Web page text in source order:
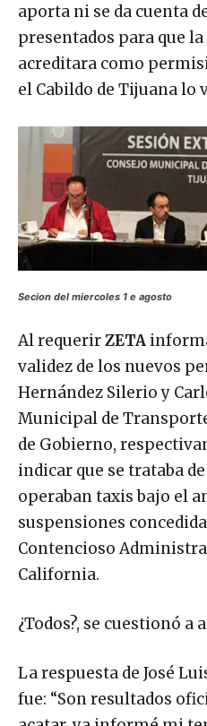
aporta ni se da cuenta
presentados para que
acreditara como
el Cabildo de Tijuana lo
Secion del miercoles 1 e agosto
Al requerirZETA
validez de los nuevos
Hernández Silerio y
Municipal de
de Gobierno,
indicar que se trataba
operaban taxis bajo el
suspensiones
Contencioso
California.
¿Todos?, se cuestionó
La respuesta de José
fue: “Son resultados